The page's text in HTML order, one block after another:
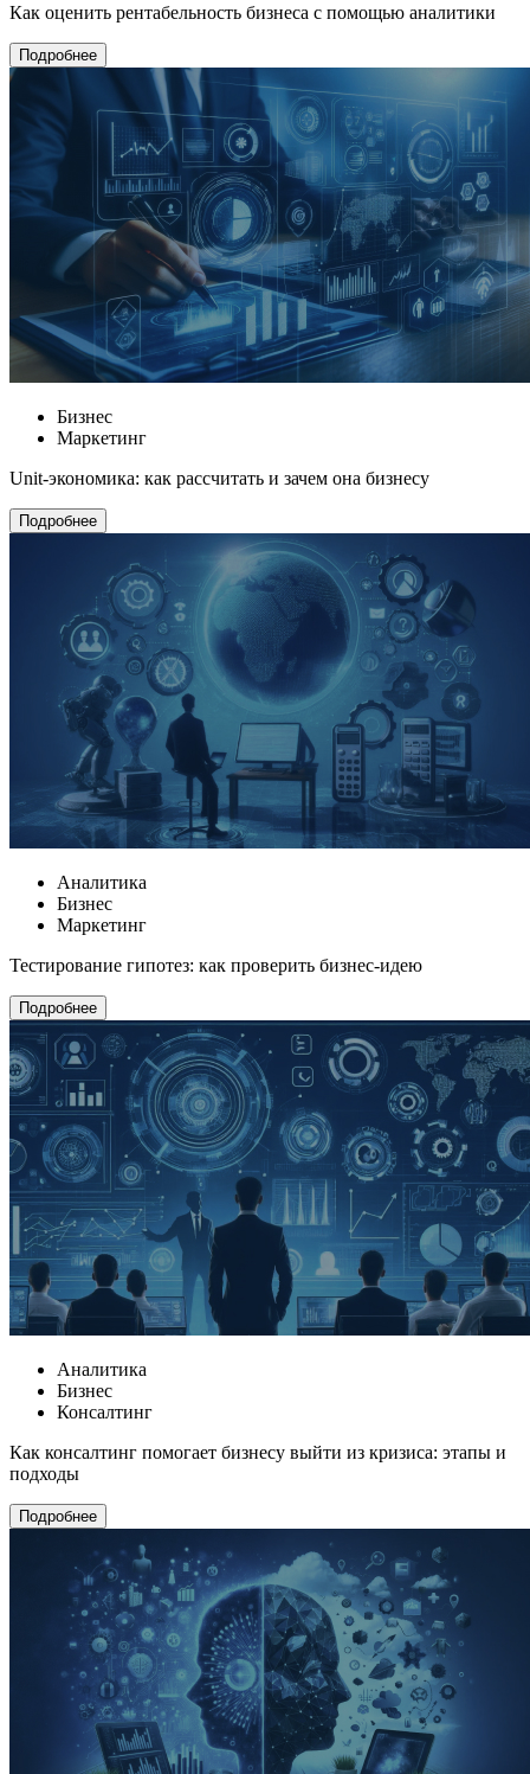
Как оценить рентабельность бизнеса с помощью аналитики
Подробнее
Бизнес
Маркетинг
Unit-экономика: как рассчитать и зачем она бизнесу
Подробнее
Аналитика
Бизнес
Маркетинг
Тестирование гипотез: как проверить бизнес-идею
Подробнее
Аналитика
Бизнес
Консалтинг
Как консалтинг помогает бизнесу выйти из кризиса: этапы и
подходы
Подробнее